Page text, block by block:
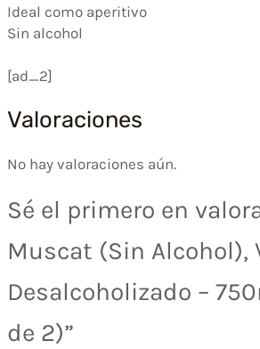
Ideal como aperitivo
Sin alcohol
[ad_2]
Valoraciones
No hay valoraciones aún.
Sé el primero en
Muscat (Sin Alcohol),
Desalcoholizado –
de 2)”